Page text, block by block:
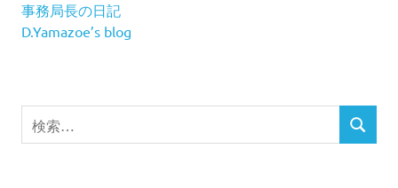
事務局長の日記
D.Yamazoe’s blog
検
索
検